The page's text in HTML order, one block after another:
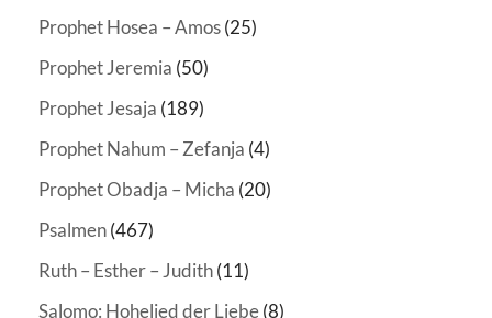
Prophet Hosea – Amos(25)
Prophet Jeremia (50)
Prophet Jesaja (189)
Prophet Nahum – Zefanja (4)
Prophet Obadja – Micha (20)
Psalmen(467)
Ruth – Esther – Judith(11)
Salomo: Hohelied der Liebe(8)